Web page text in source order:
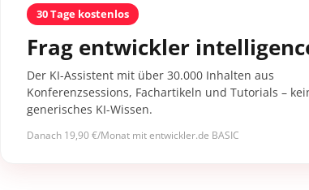
30 Tage kostenlos
Frag entwickler
Der KI-Assistent mit über 30.000 Inhalten aus
Konferenzsessions, Fachartikeln und Tutorials –
generisches KI-Wissen.
Danach 19,90 €/Monat mit entwickler.de BASIC